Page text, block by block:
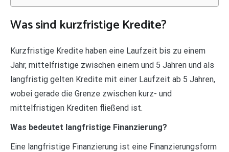
Was sind kurzfristige Kredite?
Kurzfristige Kredite haben eine Laufzeit bis zu einem
Jahr, mittelfristige zwischen einem und 5 Jahren und als
langfristig gelten Kredite mit einer Laufzeit ab 5 Jahren,
wobei gerade die Grenze zwischen kurz- und
mittelfristigen Krediten fließend ist.
Was bedeutet langfristige Finanzierung?
Eine langfristige Finanzierung ist eine Finanzierungsform